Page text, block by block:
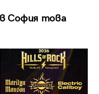
София това